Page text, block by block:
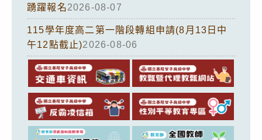
踴躍報名2026-08-07
115學年度高二第一階段轉組申請(8月13日中
午12點截止)2026-08-06